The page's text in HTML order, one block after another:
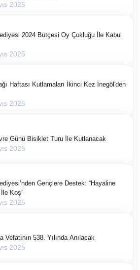
2025
2024 Bütçesi Oy Çokluğu İle Kabul
2025
Haftası Kutlamaları İkinci Kez İnegöl'den
2025
Günü Bisiklet Turu İle Kutlanacak
2025
Gençlere Destek: “Hayaline
Koş”
2025
Vefatının 538. Yılında Anılacak
2025